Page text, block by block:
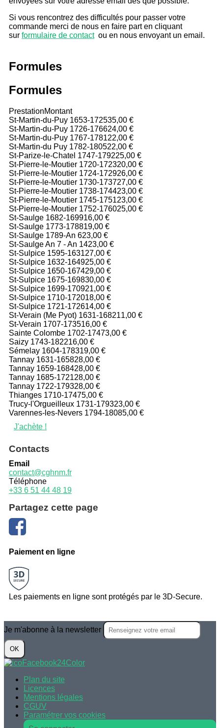
Si vous rencontrez des difficultés pour passer votre
commande merci de nous en faire part en cliquant
sur formulaire de contact ou en nous envoyant un email.
Formules
Formules
PrestationMontant
St-Martin-du-Puy 1653-172535,00 €
St-Martin-du-Puy 1726-176624,00 €
St-Martin-du-Puy 1767-178122,00 €
St-Martin-du Puy 1782-180522,00 €
St-Parize-le-Chatel 1747-179225,00 €
St-Pierre-le-Moutier 1720-172320,00 €
St-Pierre-le-Moutier 1724-172926,00 €
St-Pierre-le-Moutier 1730-173727,00 €
St-Pierre-le-Moutier 1738-174423,00 €
St-Pierre-le-Moutier 1745-175123,00 €
St-Pierre-le-Moutier 1752-176025,00 €
St-Saulge 1682-169916,00 €
St-Saulge 1773-178819,00 €
St-Saulge 1789-An 623,00 €
St-Saulge An 7 - An 1423,00 €
St-Sulpice 1595-163127,00 €
St-Sulpice 1632-164925,00 €
St-Sulpice 1650-167429,00 €
St-Sulpice 1675-169830,00 €
St-Sulpice 1699-170921,00 €
St-Sulpice 1710-172018,00 €
St-Sulpice 1721-172614,00 €
St-Verain (Me Pyot) 1631-168211,00 €
St-Verain 1707-173516,00 €
Sainte Colombe 1702-17473,00 €
Saizy 1743-182216,00 €
Sémelay 1604-178319,00 €
Tannay 1631-165828,00 €
Tannay 1659-168428,00 €
Tannay 1685-172128,00 €
Tannay 1722-179328,00 €
Thianges 1710-17475,00 €
Trucy-l'Orgueilleux 1731-179323,00 €
Varennes-les-Nevers 1794-18085,00 €
J'achète !
Contacts
Email
contact@cghnm.fr
Téléphone
+33 6 51 44 48 19
Partagez cette page
Paiement en ligne
Les paiements en ligne sont protégés par le 3D-Secure.
Je m'abonne à la newsletter
OK
Plan du site
Licences
Mentions légales
CGUV
Paramétrer vos cookies